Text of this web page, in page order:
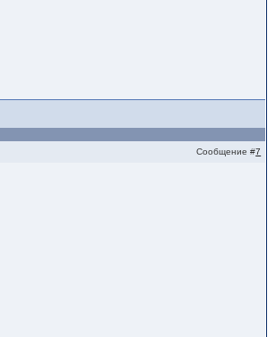
Сообщение #7